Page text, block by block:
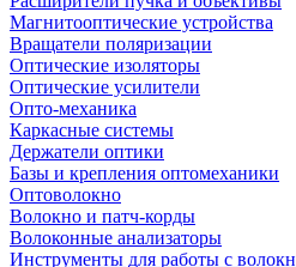
Магнитооптические устройства
Вращатели поляризации
Оптические изоляторы
Оптические усилители
Опто-механика
Каркасные системы
Держатели оптики
Базы и крепления оптомеханики
Оптоволокно
Волокно и патч-корды
Волоконные анализаторы
Инструменты для работы с